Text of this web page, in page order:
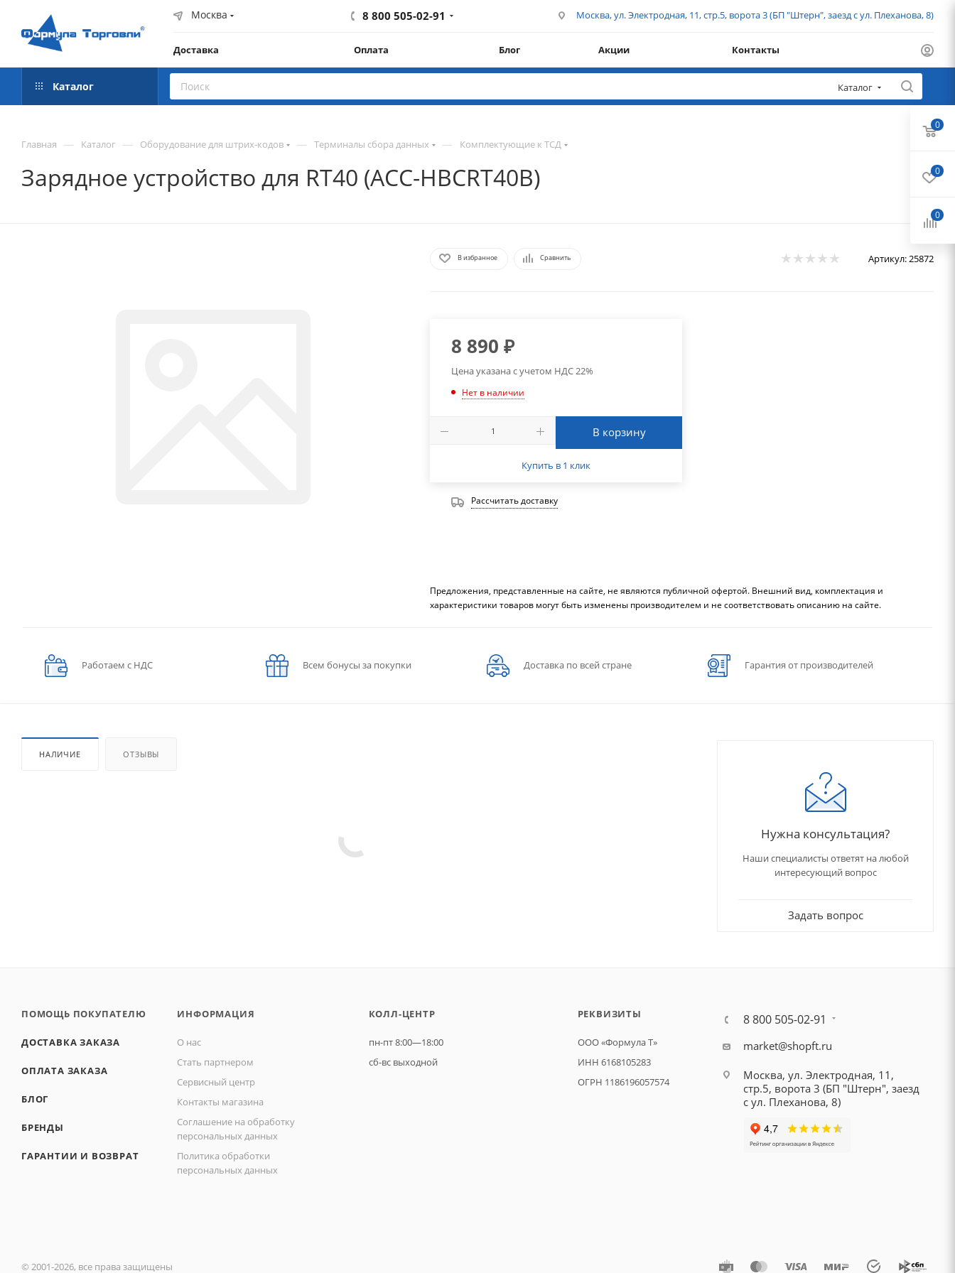
Москва 8 800 505-02-91 Москва, ул. Электродная, 11, стр.5, ворота 3 (БП "Штерн", заезд с ул. Плеханова, 8)
Доставка Оплата Блог Акции Контакты
Каталог Каталог
Главная — Каталог — Оборудование для штрих-кодов — Терминалы сбора данных — Комплектующие к ТСД
Зарядное устройство для RT40 (ACC-HBCRT40B)
В избранное Сравнить Артикул:25872
8 890 ₽
Цена указана с учетом НДС 22%
Нет в наличии
В корзину
Купить в 1 клик
Рассчитать доставку
Предложения, представленные на сайте, не являются публичной офертой. Внешний вид, комплектация и
характеристики товаров могут быть изменены производителем и не соответствовать описанию на сайте.
Работаем с НДС Всем бонусы за покупки Доставка по всей стране Гарантия от производителей
НАЛИЧИЕ ОТЗЫВЫ
Нужна консультация?
Наши специалисты ответят на любой
интересующий вопрос
Задать вопрос
ПОМОЩЬ ПОКУПАТЕЛЮ
ДОСТАВКА ЗАКАЗА
ОПЛАТА ЗАКАЗА
БЛОГ
БРЕНДЫ
ГАРАНТИИ И ВОЗВРАТ
ИНФОРМАЦИЯ
О нас
Стать партнером
Сервисный центр
Контакты магазина
Соглашение на обработку
персональных данных
Политика обработки
персональных данных
КОЛЛ-ЦЕНТР
пн-пт 8:00—18:00
сб-вс выходной
РЕКВИЗИТЫ
ООО «Формула Т»
ИНН 6168105283
ОГРН 1186196057574
8 800 505-02-91
market@shopft.ru
Москва, ул. Электродная, 11,
стр.5, ворота 3 (БП "Штерн", заезд
с ул. Плеханова, 8)
© 2001-2026, все права защищены
0
0
0